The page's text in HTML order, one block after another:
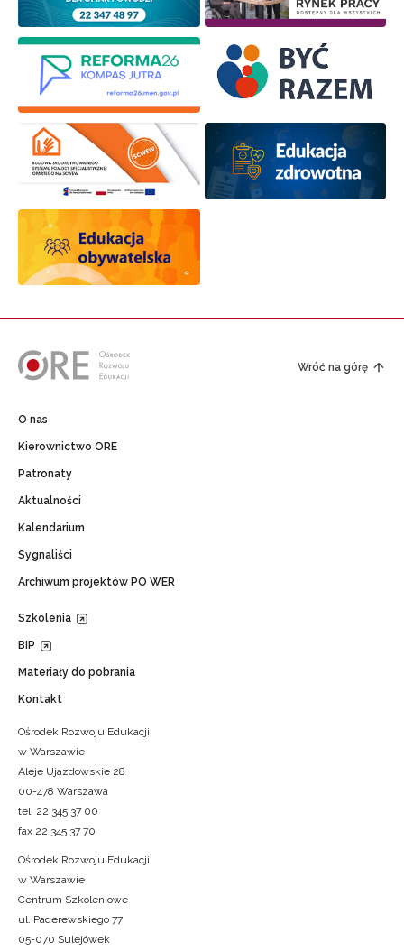
Wróć na górę
O nas
Kierownictwo ORE
Patronaty
Aktualności
Kalendarium
Sygnaliści
Archiwum projektów PO WER
Szkolenia
BIP
Materiały do pobrania
Kontakt
Ośrodek Rozwoju Edukacji
w Warszawie
Aleje Ujazdowskie 28
00-478 Warszawa
tel. 22 345 37 00
fax 22 345 37 70
Ośrodek Rozwoju Edukacji
w Warszawie
Centrum Szkoleniowe
ul. Paderewskiego 77
05-070 Sulejówek